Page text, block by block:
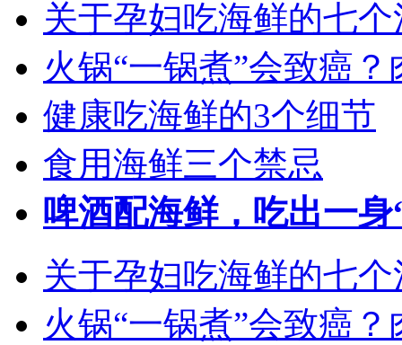
关于孕妇吃海鲜的七
火锅“一锅煮”会致癌
健康吃海鲜的3个细节
食用海鲜三个禁忌
啤酒配海鲜，吃出一身
关于孕妇吃海鲜的七
火锅“一锅煮”会致癌